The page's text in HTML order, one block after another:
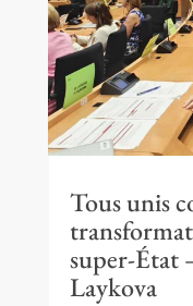
Tous unis
super-État
Laykova